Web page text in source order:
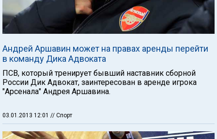
Андрей Аршавин может на правах аренды перейти
в команду Дика Адвоката
ПСВ, который тренирует бывший наставник сборной
России Дик Адвокат, заинтересован в аренде игрока
"Арсенала" Андрея Аршавина.
03.01.2013 12:01 // Спорт